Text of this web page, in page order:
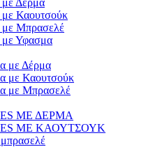
με Δέρμα
με Καουτσούκ
με Μπρασελέ
με Υφασμα
με Δέρμα
με Καουτσούκ
με Μπρασελέ
ΜΕ ΔΕΡΜΑ
ΜΕ ΚΑΟΥΤΣΟΥΚ